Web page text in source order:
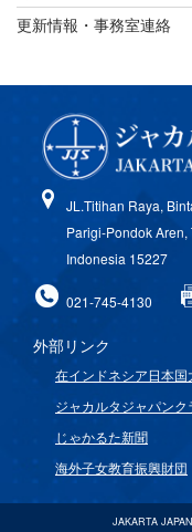
更新情報・事務室連絡
JL.Titihan Raya,
Parigi-Pondok
Indonesia 15227
021-745-4130
外部リンク
在インドネシア日本国
ジャカルタジャパンク
じゃかるた新聞
海外子女教育振興財団
JAKARTA